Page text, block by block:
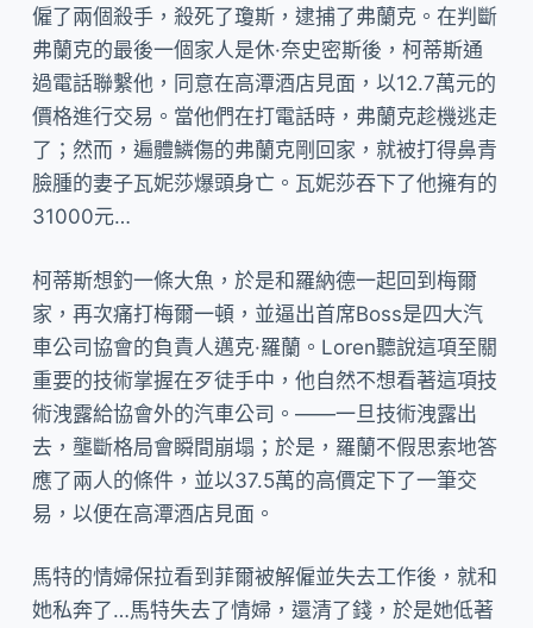
僱了兩個殺手，殺死了瓊斯，逮捕了弗蘭克。在判斷
弗蘭克的最後一個家人是休·奈史密斯後，柯蒂斯通
過電話聯繫他，同意在高潭酒店見面，以12.7萬元的
價格進行交易。當他們在打電話時，弗蘭克趁機逃走
了；然而，遍體鱗傷的弗蘭克剛回家，就被打得鼻青
臉腫的妻子瓦妮莎爆頭身亡。瓦妮莎吞下了他擁有的
31000元…
柯蒂斯想釣一條大魚，於是和羅納德一起回到梅爾
家，再次痛打梅爾一頓，並逼出首席Boss是四大汽
車公司協會的負責人邁克·羅蘭。Loren聽說這項至關
重要的技術掌握在歹徒手中，他自然不想看著這項技
術洩露給協會外的汽車公司。——一旦技術洩露出
去，壟斷格局會瞬間崩塌；於是，羅蘭不假思索地答
應了兩人的條件，並以37.5萬的高價定下了一筆交
易，以便在高潭酒店見面。
馬特的情婦保拉看到菲爾被解僱並失去工作後，就和
她私奔了…馬特失去了情婦，還清了錢，於是她低著